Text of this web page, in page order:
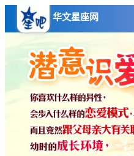
华文星座网